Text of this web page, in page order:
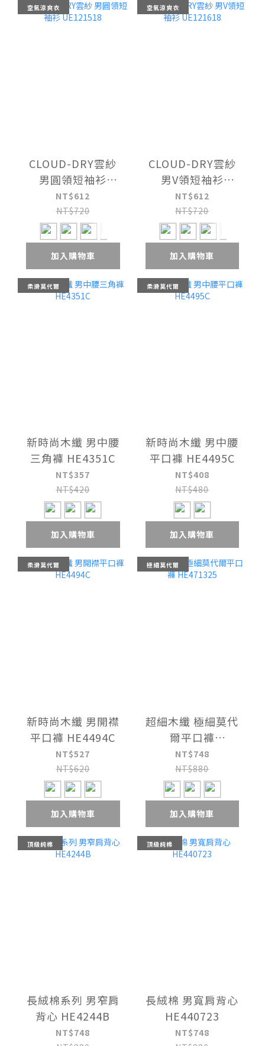
空氣涼爽衣
CLOUD-DRY雲紗
男圓領短袖衫
UE121518
NT$612
NT$720
加入購物車
空氣涼爽衣
CLOUD-DRY雲紗
男V領短袖衫
UE121618
NT$612
NT$720
加入購物車
柔滑莫代爾
新時尚木纖 男中腰
三角褲 HE4351C
NT$357
NT$420
加入購物車
柔滑莫代爾
新時尚木纖 男中腰
平口褲 HE4495C
NT$408
NT$480
加入購物車
柔滑莫代爾
新時尚木纖 男開襟
平口褲 HE4494C
NT$527
NT$620
加入購物車
極細莫代爾
超細木纖 極細莫代
爾平口褲
HE471325
NT$748
NT$880
加入購物車
頂級純棉
長絨棉系列 男窄肩
背心 HE4244B
NT$748
頂級純棉
長絨棉 男寬肩背心
HE440723
NT$748